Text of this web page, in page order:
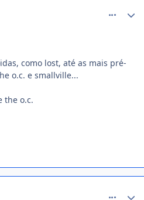
como lost, até as mais pré-
o.c. e smallville...
the o.c.